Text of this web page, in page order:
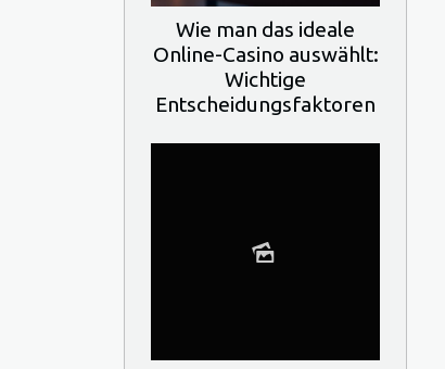
Wie man das ideale
Online-Casino auswählt:
Wichtige
Entscheidungsfaktoren